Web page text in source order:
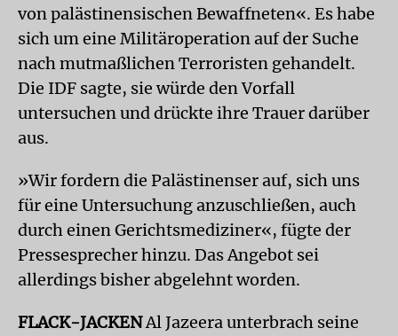
von palästinensischen Bewaffneten«. Es habe
sich um eine Militäroperation auf der Suche
nach mutmaßlichen Terroristen gehandelt.
Die IDF sagte, sie würde den Vorfall
untersuchen und drückte ihre Trauer darüber
aus.
»Wir fordern die Palästinenser auf, sich uns
für eine Untersuchung anzuschließen, auch
durch einen Gerichtsmediziner«, fügte der
Pressesprecher hinzu. Das Angebot sei
allerdings bisher abgelehnt worden.
FLACK-JACKENAl Jazeera unterbrach seine